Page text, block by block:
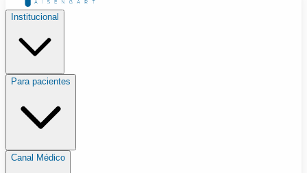
Institucional
Para pacientes
Canal Médico